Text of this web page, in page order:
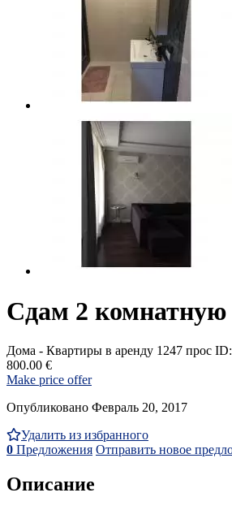
Сдам 2 комнатную
Дома - Квартиры в аренду 1247 прос
800.00 €
Make price offer
Опубликовано Февраль 20, 2017
Удалить из избранного
0 Предложения Отправить новое
Описание